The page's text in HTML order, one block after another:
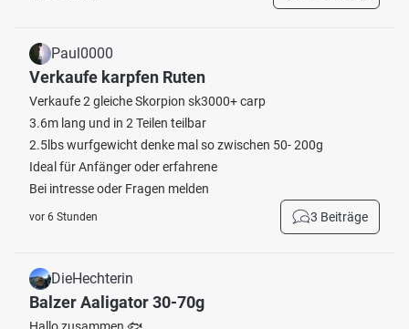
Paul0000
Verkaufe karpfen Ruten
Verkaufe 2 gleiche Skorpion sk3000+ carp
3.6m lang und in 2 Teilen teilbar
2.5lbs wurfgewicht denke mal so zwischen 50- 200g
Ideal für Anfänger oder erfahrene
Bei intresse oder Fragen melden
vor 6 Stunden 3 Beiträge
DieHechterin
Balzer Aaligator 30-70g